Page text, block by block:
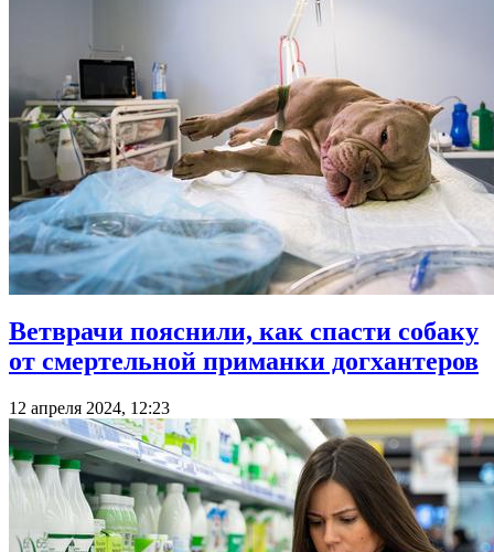
Ветврачи пояснили, как спасти собаку
от смертельной приманки догхантеров
12 апреля 2024, 12:23